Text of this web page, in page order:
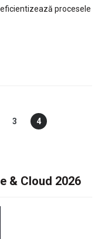
procesele
3 4
& Cloud 2026